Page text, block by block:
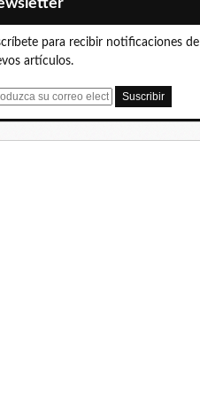
para recibir notificaciones de
artículos.